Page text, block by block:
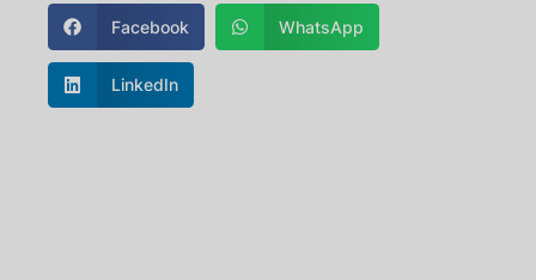
Facebook WhatsApp
LinkedIn